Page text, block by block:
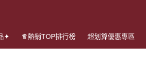
✦ ♛熱銷TOP排行榜 超划算優惠專區